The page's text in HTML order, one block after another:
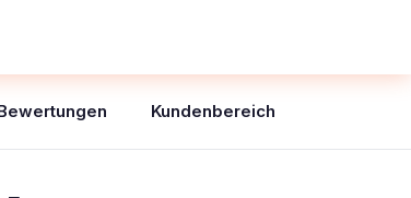
Kundenbereich